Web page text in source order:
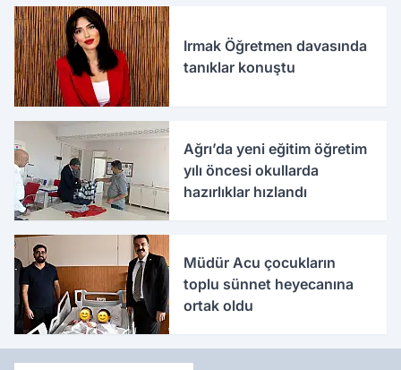
Irmak Öğretmen davasında
tanıklar konuştu
Ağrı’da yeni eğitim öğretim
yılı öncesi okullarda
hazırlıklar hızlandı
Müdür Acu çocukların
toplu sünnet heyecanına
ortak oldu